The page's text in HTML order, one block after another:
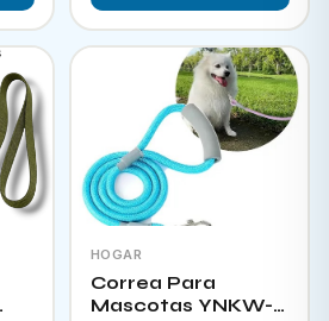
HOGAR
Correa Para
Mascotas YNKW-